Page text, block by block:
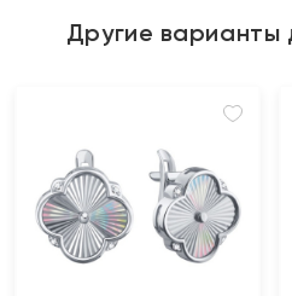
Другие варианты